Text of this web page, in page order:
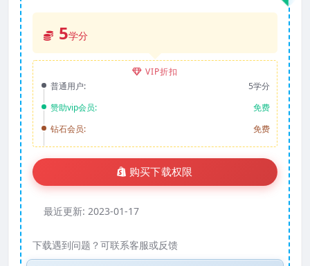
5学分
VIP折扣
普通用户:
5学分
赞助vip会员:
免费
钻石会员:
免费
购买下载权限
最近更新: 2023-01-17
下载遇到问题？可联系客服或反馈